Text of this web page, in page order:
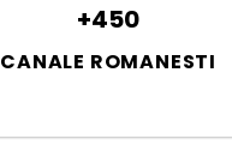
+450
CANALE ROMANESTI